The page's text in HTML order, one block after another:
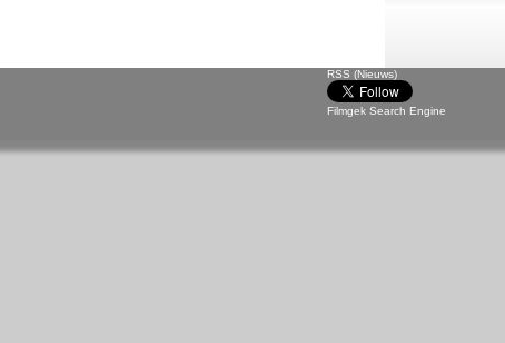
RSS (Nieuws)
Filmgek Search Engine